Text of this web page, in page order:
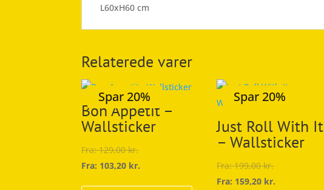
L60xH60 cm
Relaterede varer
Spar 20%
Bon Appetit –
Wallsticker
Fra:129,00kr.
Fra: 103,20 kr.
Spar 20%
Just Roll With It
– Wallsticker
Fra:199,00kr.
Fra: 159,20 kr.